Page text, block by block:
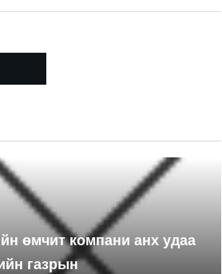
өмчит компани анх удаа
газрын